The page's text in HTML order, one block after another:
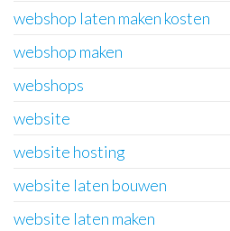
webshop laten maken kosten
webshop maken
webshops
website
website hosting
website laten bouwen
website laten maken